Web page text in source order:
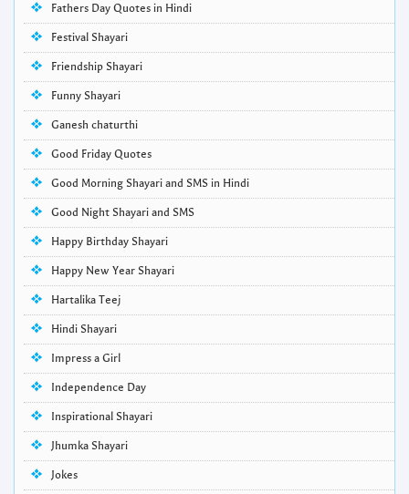
Fathers Day Quotes in Hindi
Festival Shayari
Friendship Shayari
Funny Shayari
Ganesh chaturthi
Good Friday Quotes
Good Morning Shayari and SMS in Hindi
Good Night Shayari and SMS
Happy Birthday Shayari
Happy New Year Shayari
Hartalika Teej
Hindi Shayari
Impress a Girl
Independence Day
Inspirational Shayari
Jhumka Shayari
Jokes